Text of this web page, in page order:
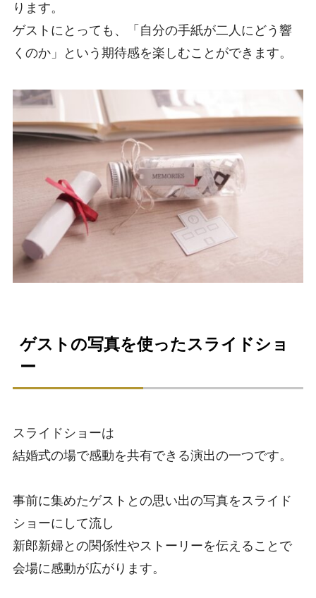
ります。
ゲストにとっても、「自分の手紙が二人にどう響
くのか」という期待感を楽しむことができます。
ゲストの写真を使ったスライドショ
ー
スライドショーは
結婚式の場で感動を共有できる演出の一つです。
事前に集めたゲストとの思い出の写真をスライド
ショーにして流し
新郎新婦との関係性やストーリーを伝えることで
会場に感動が広がります。